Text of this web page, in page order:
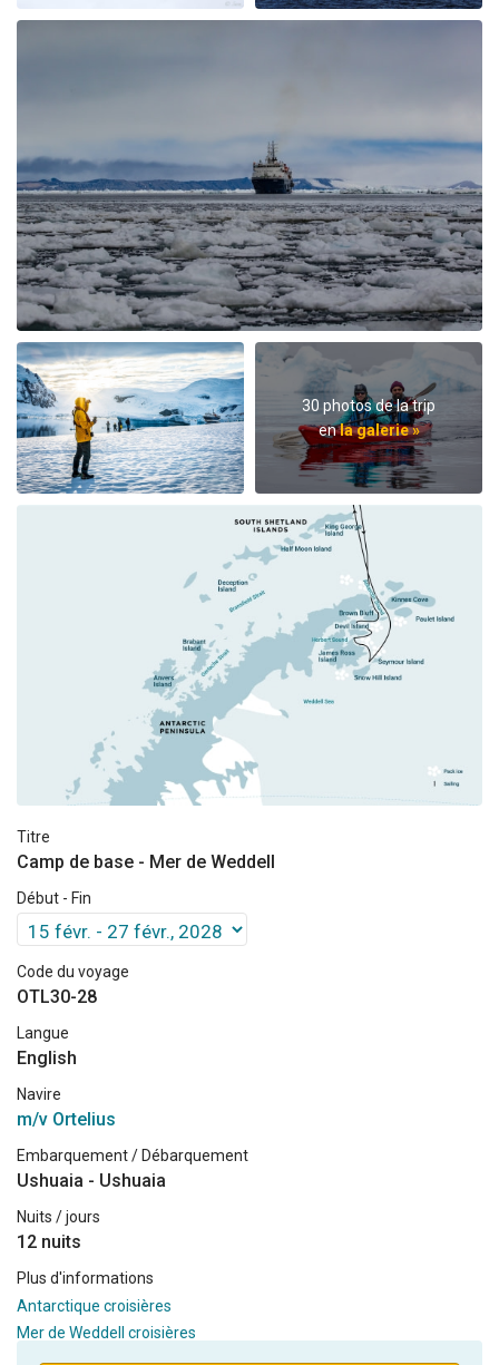
30 photos de la trip
enla galerie »
Titre
Camp de base - Mer de Weddell
Début - Fin
Code du voyage
OTL30-28
Langue
English
Navire
m/v Ortelius
Embarquement / Débarquement
Ushuaia - Ushuaia
Nuits / jours
12 nuits
Plus d'informations
Antarctique croisières
Mer de Weddell croisières